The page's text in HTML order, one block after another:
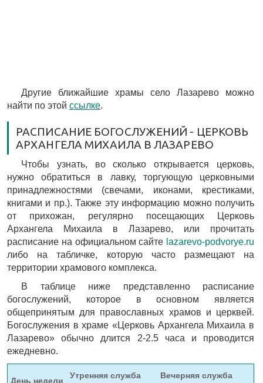
Другие ближайшие храмы село Лазарево можно
найти по этой ссылке.
РАСПИСАНИЕ БОГОСЛУЖЕНИЙ - ЦЕРКОВЬ
АРХАНГЕЛА МИХАИЛА В ЛАЗАРЕВО
Чтобы узнать, во сколько открывается церковь,
нужно обратиться в лавку, торгующую церковными
принадлежностями (свечами, иконами, крестиками,
книгами и пр.). Также эту информацию можно получить
от прихожан, регулярно посещающих Церковь
Архангела Михаила в Лазарево, или прочитать
расписание на официальном сайте lazarevo-podvorye.ru
либо на табличке, которую часто размещают на
территории храмового комплекса.
В таблице ниже представленно расписание
богослужений, которое в основном является
общепринятым для православных храмов и церквей.
Богослужения в храме «Церковь Архангела Михаила в
Лазарево» обычно длится 2-2.5 часа и проводится
ежедневно.
День недели
Утренняя служба
Вечерняя служба